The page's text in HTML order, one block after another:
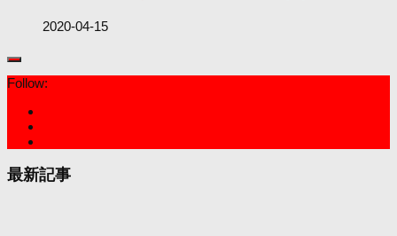
2020-04-15
Follow:
最新記事